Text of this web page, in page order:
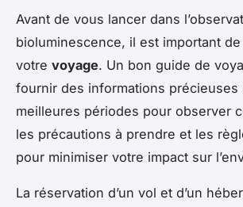
Avant de vous lancer dans
bioluminescence, il est important
votre voyage. Un bon guide de
fournir des informations précieuses
meilleures périodes pour observer
les précautions à prendre et les
pour minimiser votre impact sur
La réservation d’un vol et d’un